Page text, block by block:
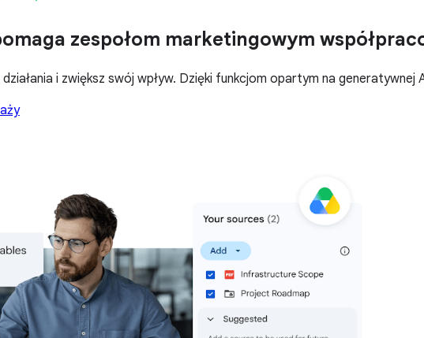
zespołom marketingowym
i zwiększ swój wpływ. Dzięki funkcjom opartym na